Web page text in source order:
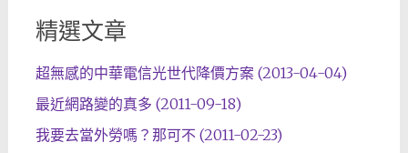
精選文章
超無感的中華電信光世代降價方案 (2013-04-04)
最近網路變的真多 (2011-09-18)
我要去當外勞嗎？那可不 (2011-02-23)